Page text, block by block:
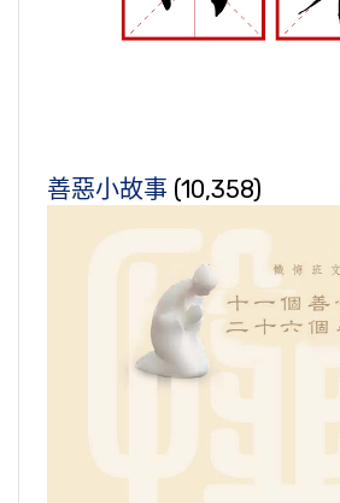
善惡小故事 (10,358)